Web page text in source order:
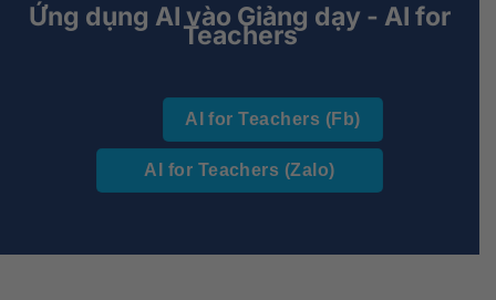
Ứng dụng AI vào Giảng dạy - AI for
Teachers
AI for Teachers (Fb)
AI for Teachers (Zalo)